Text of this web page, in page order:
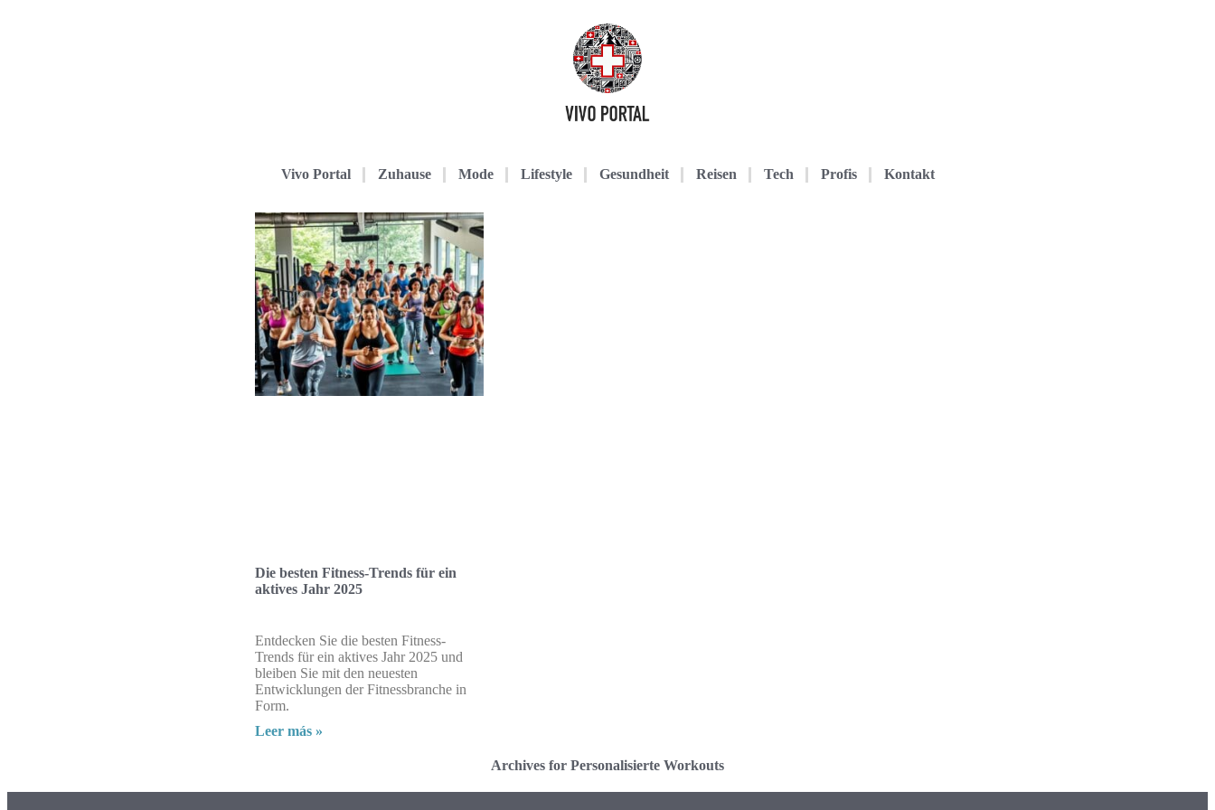
Vivo Portal Zuhause Mode Lifestyle Gesundheit Reisen Tech Profis Kontakt
Die besten Fitness-Trends für ein
aktives Jahr 2025
Entdecken Sie die besten Fitness-
Trends für ein aktives Jahr 2025 und
bleiben Sie mit den neuesten
Entwicklungen der Fitnessbranche in
Form.
Leer más »
Archives for Personalisierte Workouts